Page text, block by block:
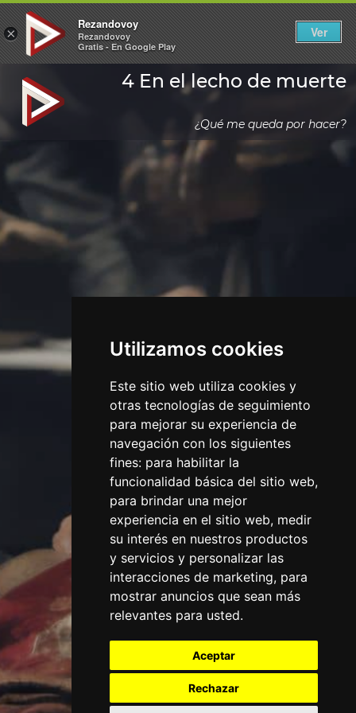
Utilizamos cookies
Este sitio web utiliza cookies y
otras tecnologías de seguimiento
para mejorar su experiencia de
navegación con los siguientes
fines: para habilitar la
funcionalidad básica del sitio web,
para brindar una mejor
experiencia en el sitio web, medir
su interés en nuestros productos
y servicios y personalizar las
interacciones de marketing, para
mostrar anuncios que sean más
relevantes para usted.
Aceptar
Rechazar
×
Rezandovoy
Rezandovoy
Gratis - En Google Play
Ver
4 En el lecho de muerte
¿Qué me queda por hacer?